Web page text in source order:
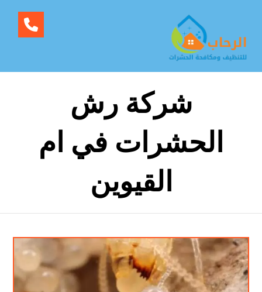
شركة رش
الحشرات في ام
القيوين